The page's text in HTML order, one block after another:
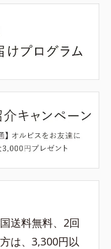
送料無料、2回
は、3,300円以